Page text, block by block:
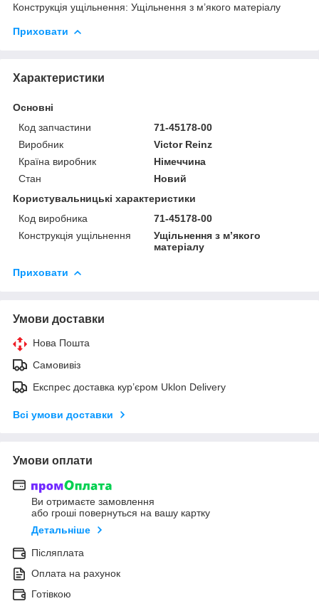
Конструкція ущільнення: Ущільнення з м’якого матеріалу
Приховати
Характеристики
Основні
Код запчастини
71-45178-00
Виробник
Victor Reinz
Країна виробник
Німеччина
Стан
Новий
Користувальницькі характеристики
Код виробника
71-45178-00
Конструкція ущільнення
Ущільнення з м’якого
матеріалу
Приховати
Умови доставки
Нова Пошта
Самовивіз
Експрес доставка кур’єром Uklon Delivery
Всі умови доставки
Умови оплати
Ви отримаєте замовлення
або гроші повернуться на вашу картку
Детальніше
Післяплата
Оплата на рахунок
Готівкою